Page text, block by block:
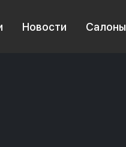
Новости Салоны